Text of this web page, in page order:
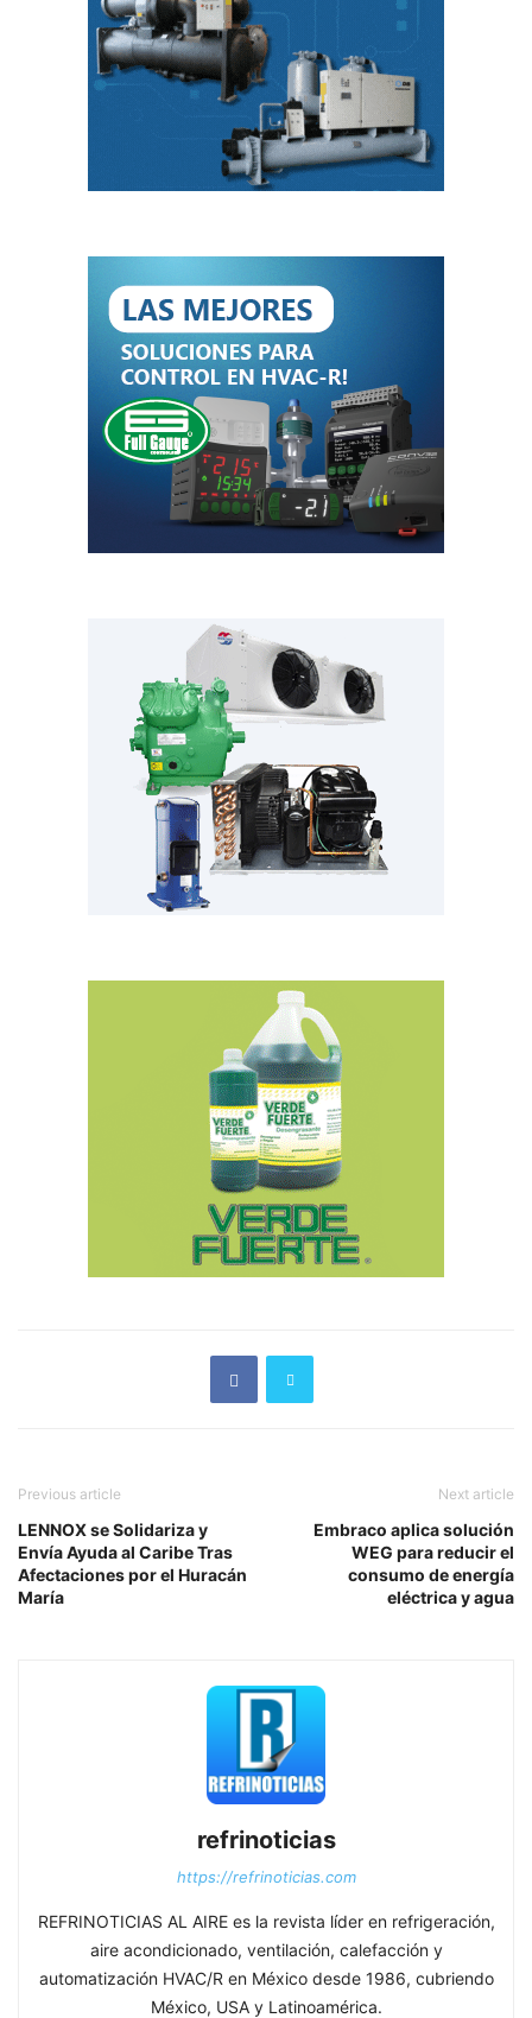
Previous article
LENNOX se Solidariza y
Envía Ayuda al Caribe Tras
Afectaciones por el Huracán
María
Next article
Embraco aplica solución
WEG para reducir el
consumo de energía
eléctrica y agua
refrinoticias
https://refrinoticias.com
REFRINOTICIAS AL AIRE es la revista líder en refrigeración,
aire acondicionado, ventilación, calefacción y
automatización HVAC/R en México desde 1986, cubriendo
México, USA y Latinoamérica.